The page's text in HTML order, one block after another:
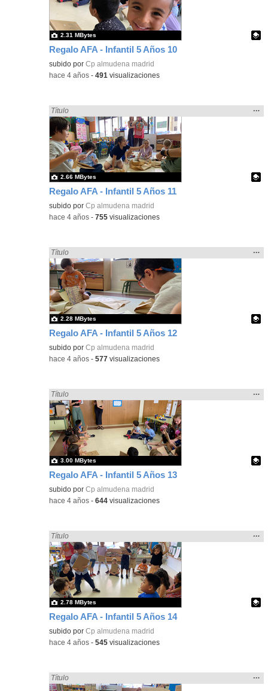
Regalo AFA - Infantil 5 Años 10
Contenido educativo.
subido porCp almudena madrid
2.31 MBytes
-hace 4 años -491 visualizaciones
Regalo AFA - Infantil 5 Años 11
Encontrado «regalo» en:
Título
la
…
Contenido educativo.
subido porCp almudena madrid
2.66 MBytes
-hace 4 años -755 visualizaciones
Regalo AFA - Infantil 5 Años 12
Encontrado «regalo» en:
Título
la
…
Contenido educativo.
subido porCp almudena madrid
2.28 MBytes
-hace 4 años -577 visualizaciones
Regalo AFA - Infantil 5 Años 13
Encontrado «regalo» en:
Título
la
…
Contenido educativo.
subido porCp almudena madrid
3.00 MBytes
-hace 4 años -644 visualizaciones
Regalo AFA - Infantil 5 Años 14
Encontrado «regalo» en:
Título
la
…
Contenido educativo.
subido porCp almudena madrid
2.78 MBytes
-hace 4 años -545 visualizaciones
Encontrado «regalo» en:
Título
la
…